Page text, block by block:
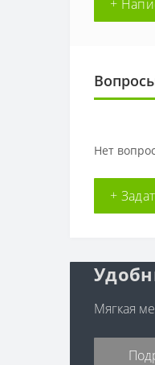
+
Нет
+
Мягкая